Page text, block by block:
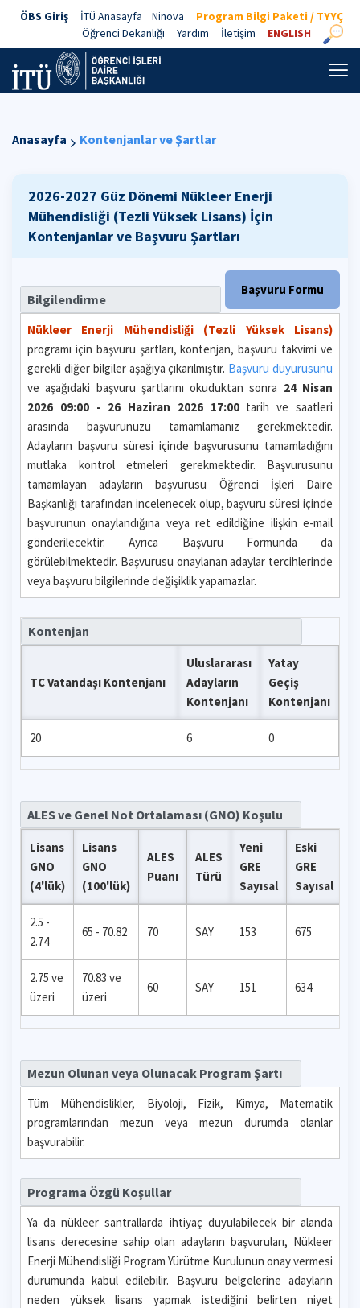
ÖBS Giriş İTÜ Anasayfa Ninova
Program Bilgi Paketi / TYYÇ
Öğrenci Dekanlığı
Yardım İletişim ENGLISH
Anasayfa Kontenjanlar ve Şartlar
2026-2027 Güz Dönemi Nükleer Enerji
Mühendisliği (Tezli Yüksek Lisans) İçin
Kontenjanlar ve Başvuru Şartları
Başvuru Formu
Bilgilendirme
Nükleer Enerji Mühendisliği (Tezli Yüksek Lisans)
programı için başvuru şartları, kontenjan, başvuru takvimi ve
gerekli diğer bilgiler aşağıya çıkarılmıştır. Başvuru duyurusunu
ve aşağıdaki başvuru şartlarını okuduktan sonra 24 Nisan
2026 09:00 - 26 Haziran 2026 17:00tarih ve saatleri
arasında başvurunuzu tamamlamanız gerekmektedir.
Adayların başvuru süresi içinde başvurusunu tamamladığını
mutlaka kontrol etmeleri gerekmektedir. Başvurusunu
tamamlayan adayların başvurusu Öğrenci İşleri Daire
Başkanlığı tarafından incelenecek olup, başvuru süresi içinde
başvurunun onaylandığına veya ret edildiğine ilişkin e-mail
gönderilecektir. Ayrıca Başvuru Formunda da
görülebilmektedir. Başvurusu onaylanan adaylar tercihlerinde
veya başvuru bilgilerinde değişiklik yapamazlar.
Kontenjan
TC Vatandaşı Kontenjanı
Uluslararası
Adayların
Kontenjanı
Yatay
Geçiş
Kontenjanı
20 6 0
ALES ve Genel Not Ortalaması (GNO) Koşulu
Lisans
GNO
(4'lük)
Lisans
GNO
(100'lük)
ALES
Puanı
ALES
Türü
Yeni
GRE
Sayısal
Eski
GRE
Sayısal
2.5 -
2.74
65 - 70.82 70 SAY 153 675
2.75 ve
üzeri
70.83 ve
üzeri
60 SAY 151 634
Mezun Olunan veya Olunacak Program Şartı
Tüm Mühendislikler, Biyoloji, Fizik, Kimya, Matematik
programlarından mezun veya mezun durumda olanlar
başvurabilir.
Programa Özgü Koşullar
Ya da nükleer santrallarda ihtiyaç duyulabilecek bir alanda
lisans derecesine sahip olan adayların başvuruları, Nükleer
Enerji Mühendisliği Program Yürütme Kurulunun onay vermesi
durumunda kabul edilebilir. Başvuru belgelerine adayların
neden yüksek lisans yapmak istediğini belirten niyet